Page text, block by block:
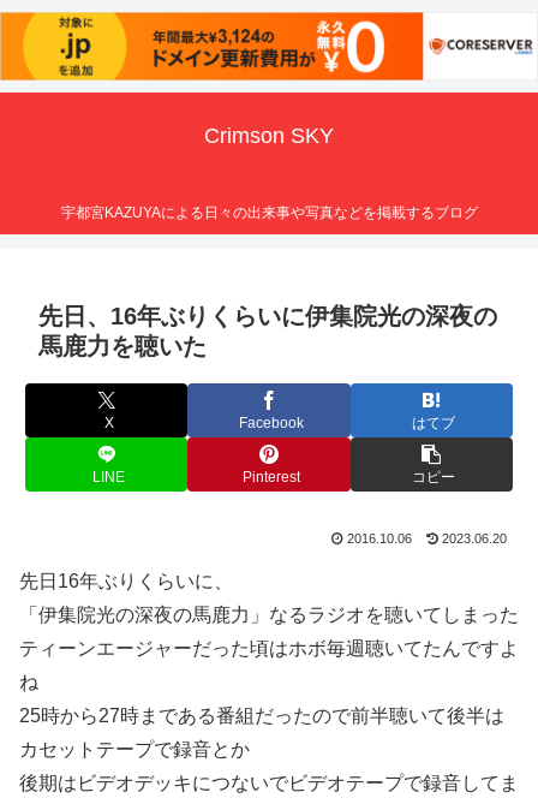
Crimson SKY
宇都宮KAZUYAによる日々の出来事や写真などを掲載するブログ
先日、16年ぶりくらいに伊集院光の深夜の
馬鹿力を聴いた
X Facebook はてブ
LINE Pinterest コピー
2016.10.06 2023.06.20
先日16年ぶりくらいに、
「伊集院光の深夜の馬鹿力」なるラジオを聴いてしまった
ティーンエージャーだった頃はホボ毎週聴いてたんですよ
ね
25時から27時まである番組だったので前半聴いて後半は
カセットテープで録音とか
後期はビデオデッキにつないでビデオテープで録音してま